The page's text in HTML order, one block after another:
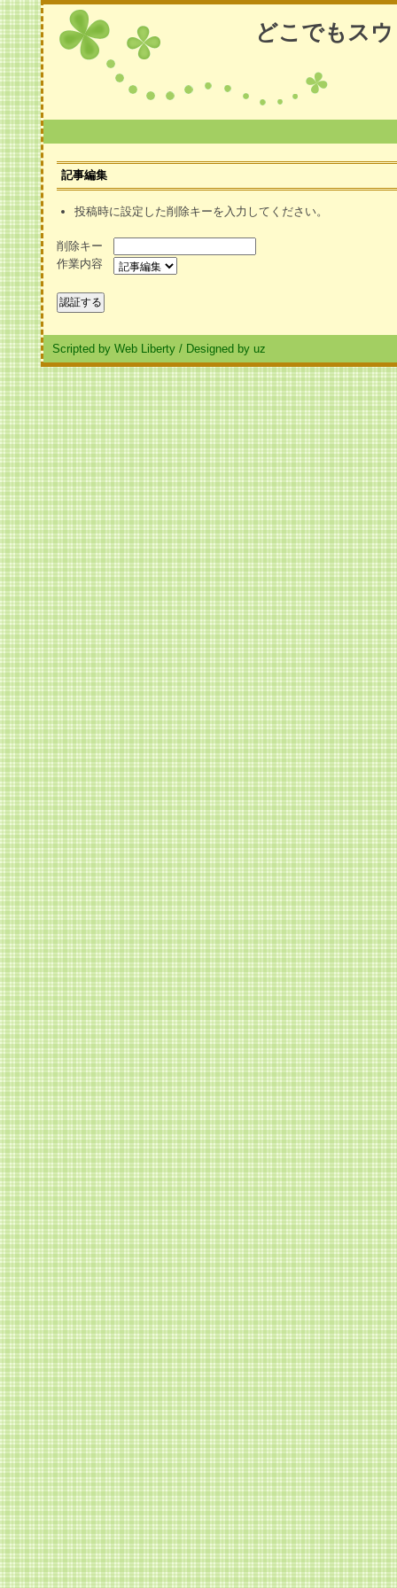
どこでもス
記事編集
投稿時に設定した削除キーを入力してください。
削除キー
作業内容
Scripted by Web Liberty / Designed by uz